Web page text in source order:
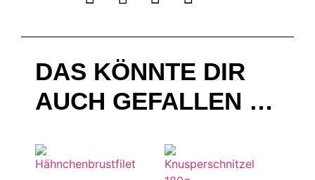
DAS KÖNNTE DIR
AUCH GEFALLEN …